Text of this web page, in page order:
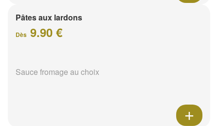
Pâtes aux lardons
Dès 9.90 €
Sauce fromage au choix